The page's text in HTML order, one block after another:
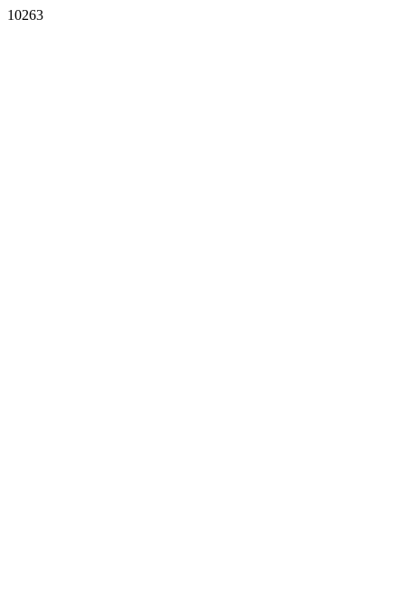
10263